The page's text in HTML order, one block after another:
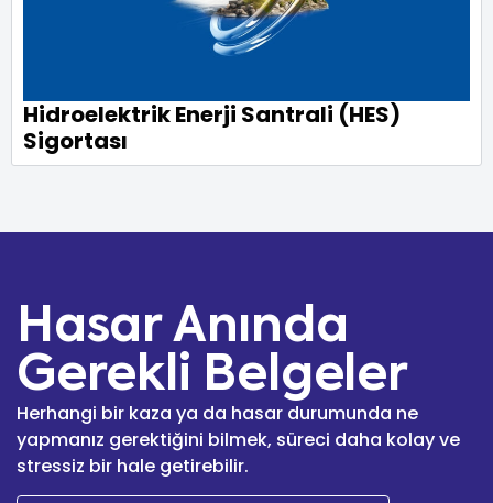
Hidroelektrik Enerji Santrali (HES)
Sigortası
Hasar Anında
Gerekli Belgeler
Herhangi bir kaza ya da hasar durumunda ne
yapmanız gerektiğini bilmek, süreci daha kolay ve
stressiz bir hale getirebilir.